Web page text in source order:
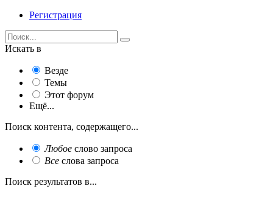
Регистрация
Искать в
Везде
Темы
Этот форум
Ещё...
Поиск контента, содержащего...
Любое слово запроса
Все слова запроса
Поиск результатов в...